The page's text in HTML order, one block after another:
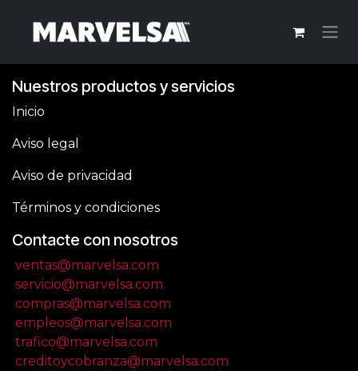
Nuestros productos y servicios
Inicio
Aviso legal
Aviso de privacidad
Términos y condiciones
Contacte con nosotros
ventas@marvelsa.com
servicio@marvelsa.com
compras@marvelsa.com
empleos@marvelsa.com
trafico@marvelsa.com
creditoycobranza@marvelsa.com